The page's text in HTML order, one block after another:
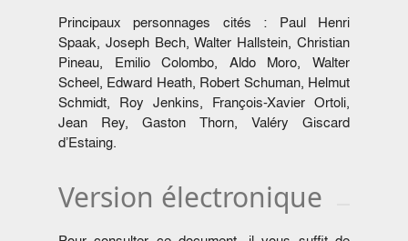
Principaux personnages cités : Paul Henri
Spaak, Joseph Bech, Walter Hallstein, Christian
Pineau, Emilio Colombo, Aldo Moro, Walter
Scheel, Edward Heath, Robert Schuman, Helmut
Schmidt, Roy Jenkins, François-Xavier Ortoli,
Jean Rey, Gaston Thorn, Valéry Giscard
d’Estaing.
Version électronique